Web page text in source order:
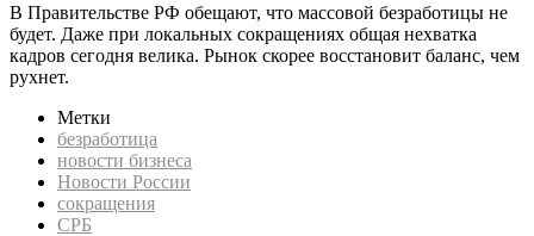
В Правительстве РФ обещают, что массовой безработицы не
будет. Даже при локальных сокращениях общая нехватка
кадров сегодня велика. Рынок скорее восстановит баланс, чем
рухнет.
Метки
безработица
новости бизнеса
Новости России
сокращения
СРБ